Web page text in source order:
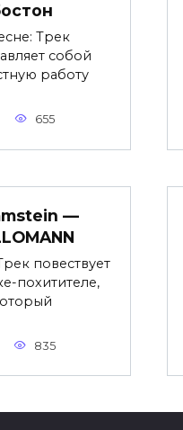
Трек
собой
работу
655
—
повествует
похитителе,
835